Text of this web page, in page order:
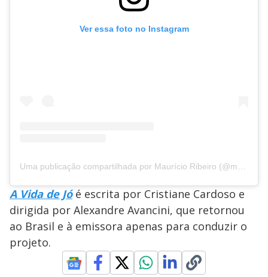
Ver essa foto no Instagram
Uma publicação compartilhada por Maurício Ribeiro (@mautribo)
A Vida de Jóé escrita por Cristiane Cardoso e
dirigida por Alexandre Avancini, que retornou
ao Brasil e à emissora apenas para conduzir o
projeto.